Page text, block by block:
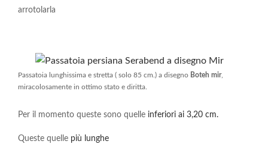
arrotolarla
Passatoia lunghissima e stretta ( solo 85 cm.) a disegno Boteh mir,
miracolosamente in ottimo stato e diritta.
Per il momento queste sono quelle inferiori ai 3,20 cm.
Queste quelle più lunghe